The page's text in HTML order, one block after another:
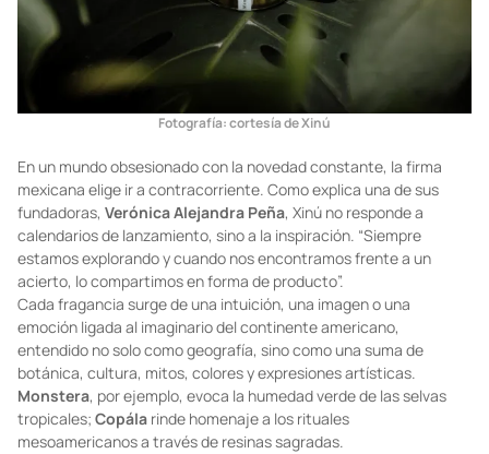
Fotografía: cortesía de Xinú
En un mundo obsesionado con la novedad constante, la firma
mexicana elige ir a contracorriente. Como explica una de sus
fundadoras, Verónica Alejandra Peña, Xinú no responde a
calendarios de lanzamiento, sino a la inspiración. “Siempre
estamos explorando y cuando nos encontramos frente a un
acierto, lo compartimos en forma de producto”.
Cada fragancia surge de una intuición, una imagen o una
emoción ligada al imaginario del continente americano,
entendido no solo como geografía, sino como una suma de
botánica, cultura, mitos, colores y expresiones artísticas.
Monstera, por ejemplo, evoca la humedad verde de las selvas
tropicales; Copála rinde homenaje a los rituales
mesoamericanos a través de resinas sagradas.